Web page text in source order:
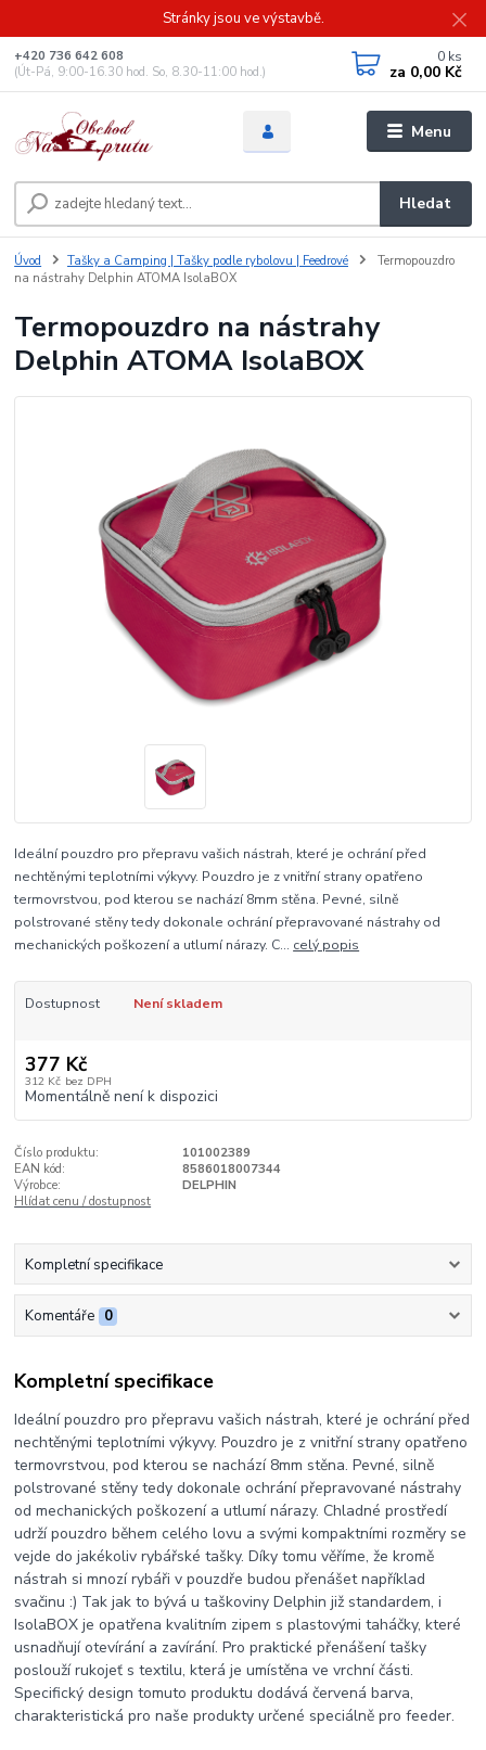
Stránky jsou ve výstavbě.
Menu
Hledat
+420 736 642 608
(Út-Pá, 9:00-16.30 hod. So, 8.30-11:00 hod.)
0 ks
za 0,00 Kč
Úvod Tašky a Camping | Tašky podle rybolovu | Feedrové
Termopouzdro
na nástrahy Delphin ATOMA IsolaBOX
Termopouzdro na nástrahy
Delphin ATOMA IsolaBOX
Ideální pouzdro pro přepravu vašich nástrah, které je ochrání před
nechtěnými teplotními výkyvy. Pouzdro je z vnitřní strany opatřeno
termovrstvou, pod kterou se nachází 8mm stěna. Pevné, silně
polstrované stěny tedy dokonale ochrání přepravované nástrahy od
mechanických poškození a utlumí nárazy. C... celý popis
Dostupnost Není skladem
377 Kč
312 Kč bez DPH
Momentálně není k dispozici
Číslo produktu:
101002389
EAN kód:
8586018007344
Výrobce:
DELPHIN
Hlídat cenu / dostupnost
Kompletní specifikace
Komentáře 0
Kompletní specifikace
Ideální pouzdro pro přepravu vašich nástrah, které je ochrání před
nechtěnými teplotními výkyvy. Pouzdro je z vnitřní strany opatřeno
termovrstvou, pod kterou se nachází 8mm stěna. Pevné, silně
polstrované stěny tedy dokonale ochrání přepravované nástrahy
od mechanických poškození a utlumí nárazy. Chladné prostředí
udrží pouzdro během celého lovu a svými kompaktními rozměry se
vejde do jakékoliv rybářské tašky. Díky tomu věříme, že kromě
nástrah si mnozí rybáři v pouzdře budou přenášet například
svačinu :) Tak jak to bývá u taškoviny Delphin již standardem, i
IsolaBOX je opatřena kvalitním zipem s plastovými taháčky, které
usnadňují otevírání a zavírání. Pro praktické přenášení tašky
poslouží rukojeť s textilu, která je umístěna ve vrchní části.
Specifický design tomuto produktu dodává červená barva,
charakteristická pro naše produkty určené speciálně pro feeder.